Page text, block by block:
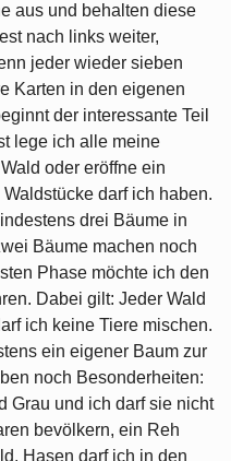
aus und behalten diese
nach links weiter,
jeder wieder sieben
Karten in den eigenen
der interessante Teil
lege ich alle meine
oder eröffne ein
darf ich haben.
drei Bäume in
Bäume machen noch
Phase möchte ich den
Dabei gilt: Jeder Wald
ich keine Tiere mischen.
ein eigener Baum zur
noch Besonderheiten:
Grau und ich darf sie nicht
bevölkern, ein Reh
Hasen darf ich in den